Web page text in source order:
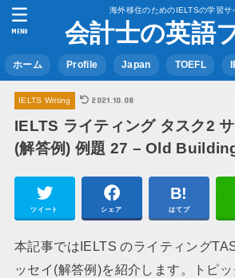
海外移住のためのIELTSの学習サ
会計士の英語
ホーム Profile Japan TOEFL
MENU
IELTS Writing 2021.10.08
IELTS ライティング タスク2
(解答例) 例題 27 – Old
ツイート シェア はてブ
本記事ではIELTS のライティング
ッセイ(解答例)を紹介します。トピ